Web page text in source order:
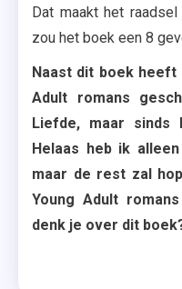
Dat maakt het
zou het boek een 8
Naast dit boek heeft
Adult romans
Liefde, maar sinds
Helaas heb ik
maar de rest zal
Young Adult
denk je over dit